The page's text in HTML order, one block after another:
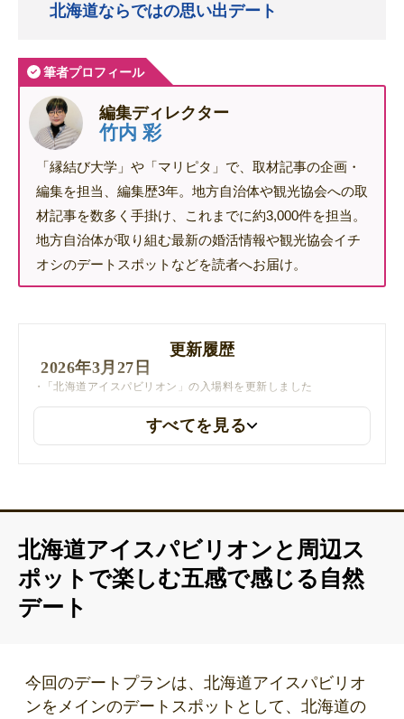
北海道ならではの思い出デート
筆者プロフィール
編集ディレクター
竹内 彩
「縁結び大学」や「マリピタ」で、取材記事の企画・
編集を担当、編集歴3年。地方自治体や観光協会への取
材記事を数多く手掛け、これまでに約3,000件を担当。
地方自治体が取り組む最新の婚活情報や観光協会イチ
オシのデートスポットなどを読者へお届け。
更新履歴
2026年3月27日
「北海道アイスパビリオン」の入場料を更新しました
すべてを見る
北海道アイスパビリオンと周辺ス
ポットで楽しむ五感で感じる自然
デート
今回のデートプランは、北海道アイスパビリオ
ンをメインのデートスポットとして、北海道の